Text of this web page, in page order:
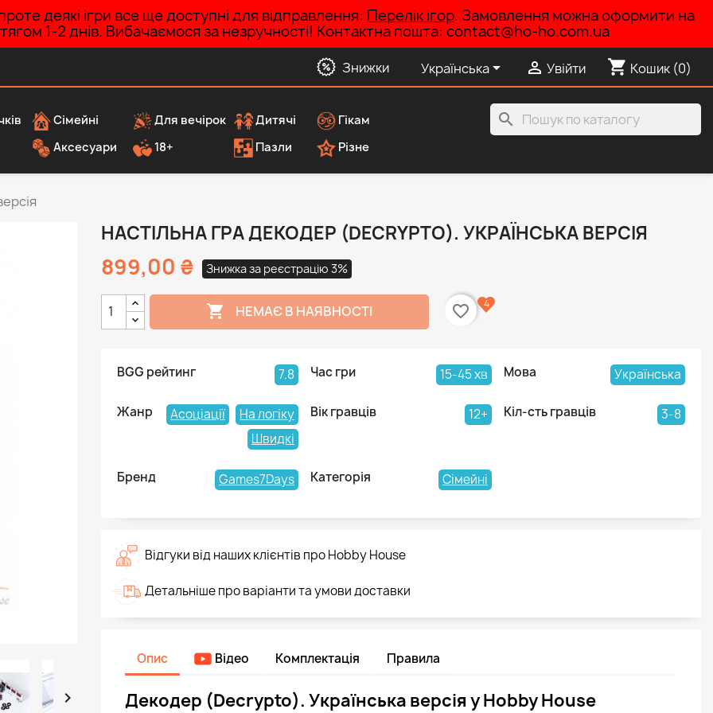
деякі ігри все ще доступні для відправлення: Перелік ігор. Замовлення можна оформити на
1-2 днів. Вибачаємося за незручності! Контактна пошта: contact@ho-ho.com.ua
Знижки Українська  Увійти shopping_cart Кошик (0)
Сімейні Для вечірок Дитячі
Гікам
Аксесуари
18+ Пазли Різне
search

НАСТІЛЬНА ГРА ДЕКОДЕР (DECRYPTO). УКРАЇНСЬКА ВЕРСІЯ
899,00 ₴ Знижка за реєстрацію 3%
 НЕМАЄ В НАЯВНОСТІ favorite_border 4
BGG рейтинг 7.8 Час гри 15-45 хв Мова Українська
Жанр Асоціації
На логіку
Швидкі
Вік гравців 12+ Кіл-сть гравців 3-8
Бренд Games7Days Категорія Сімейні
Відгуки від наших клієнтів про Hobby House
Детальніше про варіанти та умови доставки
Опис Відео Комплектація Правила
Декодер (Decrypto). Українська версія у Hobby House